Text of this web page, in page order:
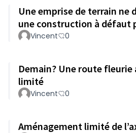
Une emprise de terrain ne
une construction à défaut
Vincent 0
Demain? Une route fleurie
limité
Vincent 0
Aménagement limité de